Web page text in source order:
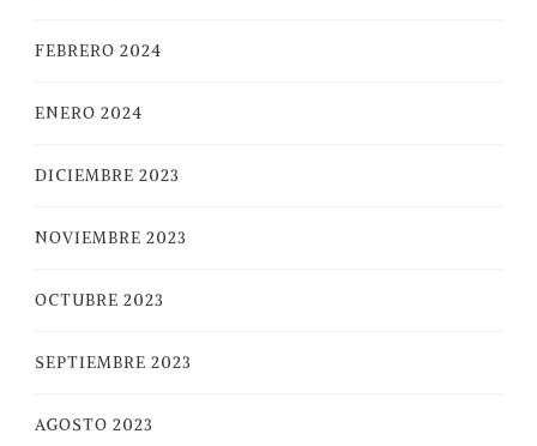
FEBRERO 2024
ENERO 2024
DICIEMBRE 2023
NOVIEMBRE 2023
OCTUBRE 2023
SEPTIEMBRE 2023
AGOSTO 2023